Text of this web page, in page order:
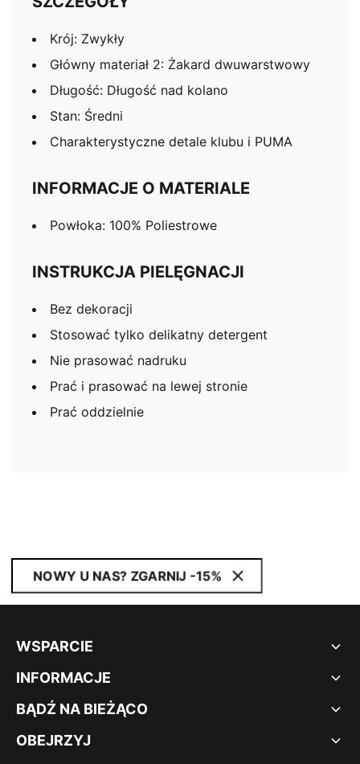
Krój: Zwykły
Główny materiał 2: Żakard dwuwarstwowy
Długość: Długość nad kolano
Stan: Średni
Charakterystyczne detale klubu i PUMA
INFORMACJE O MATERIALE
Powłoka: 100% Poliestrowe
INSTRUKCJA PIELĘGNACJI
Bez dekoracji
Stosować tylko delikatny detergent
Nie prasować nadruku
Prać i prasować na lewej stronie
Prać oddzielnie
NOWY U NAS? ZGARNIJ -15%
WSPARCIE
INFORMACJE
BĄDŹ NA BIEŻĄCO
OBEJRZYJ